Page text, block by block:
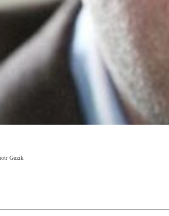
Guzik